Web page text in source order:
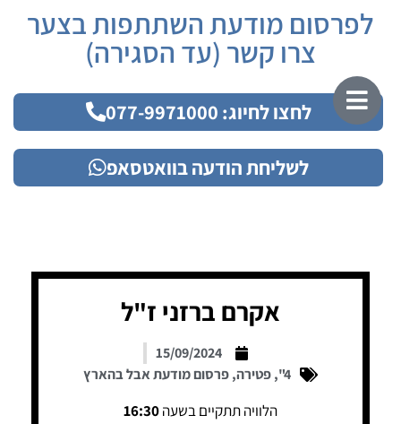
לפרסום מודעת השתתפות בצער
צרו קשר (עד הסגירה)
לחצו לחיוג: 077-9971000
לשליחת הודעה בוואטסאפ
אקרם ברזני ז"ל
15/09/2024
4"
,פטירה,פרסום מודעת אבל בהארץ
הלוויה תתקיים בשעה16:30